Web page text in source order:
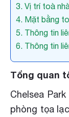
3. Vị trí toà
4. Mặt bằng
5. Thông tin
6. Thông tin
Tổng quan
Chelsea
phòng tọa